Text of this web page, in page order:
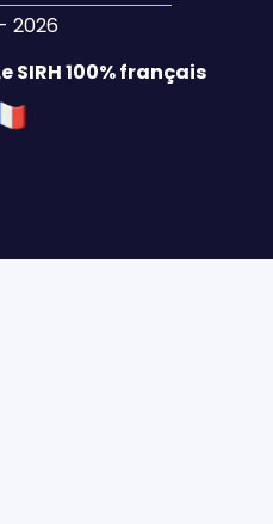
2026
SIRH 100% français